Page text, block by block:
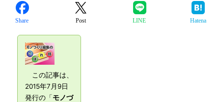
Share Post LINE Hatena
この記事は、
2015年7月9日
発行の「モノづ